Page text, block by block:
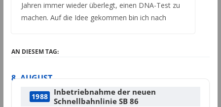
Jahren immer wieder überlegt, einen DNA-Test zu
machen. Auf die Idee gekommen bin ich nach
AN DIESEM TAG:
8. AUGUST
1988
Inbetriebnahme der neuen
Schnellbahnlinie SB 86